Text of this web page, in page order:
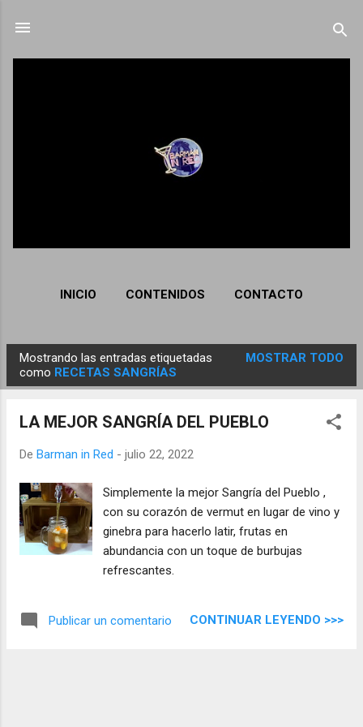
INICIO CONTENIDOS CONTACTO
n
Mostrando las entradas etiquetadas
como RECETAS SANGRÍAS
MOSTRAR TODO
LA MEJOR SANGRÍA DEL PUEBLO
De Barman in Red - julio 22, 2022
Simplemente la mejor Sangría del Pueblo ,
con su corazón de vermut en lugar de vino y
ginebra para hacerlo latir, frutas en
abundancia con un toque de burbujas
refrescantes.
Publicar un comentario CONTINUAR LEYENDO >>>